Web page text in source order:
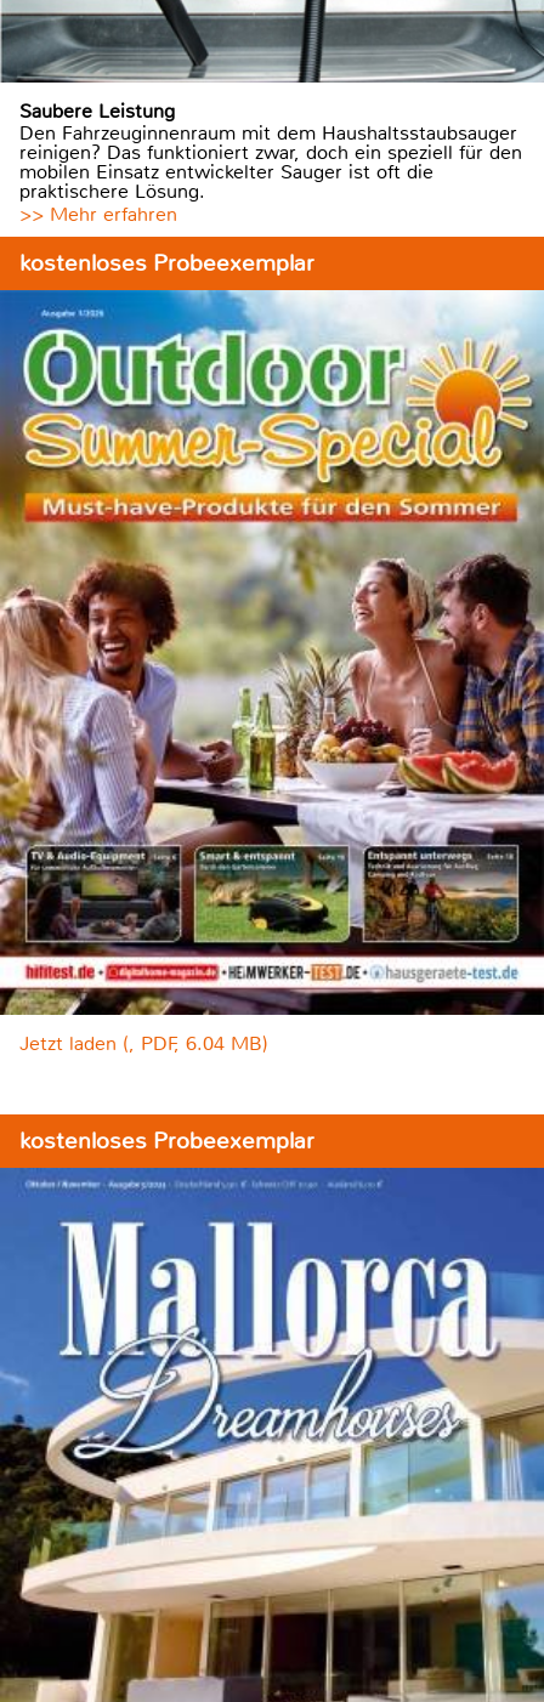
Saubere Leistung
Den Fahrzeuginnenraum mit dem Haushaltsstaubsauger
reinigen? Das funktioniert zwar, doch ein speziell für den
mobilen Einsatz entwickelter Sauger ist oft die
praktischere Lösung.
>> Mehr erfahren
kostenloses Probeexemplar
Jetzt laden (, PDF, 6.04 MB)
kostenloses Probeexemplar